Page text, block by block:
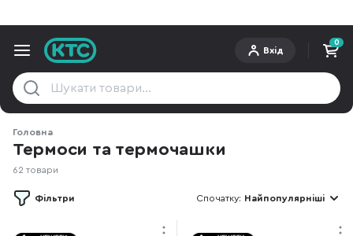
Вхід
0
Головна
Термоси та термочашки
62 товари
Фільтри Спочатку: Найпопулярніші